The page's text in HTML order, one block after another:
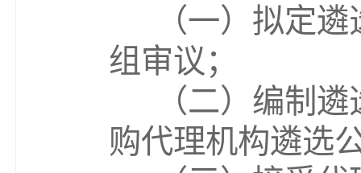
（一） 拟定遴
组审议 ；
（二）编制
购代理机构遴选